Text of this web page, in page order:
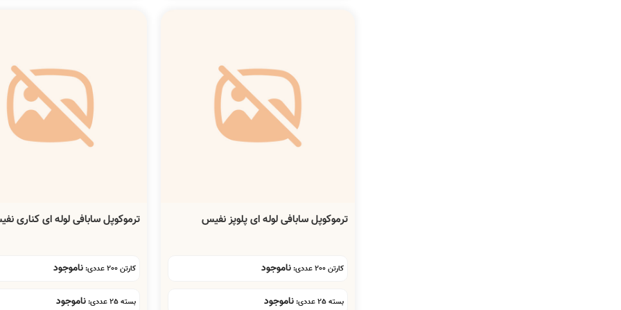
ترموکوپل سابافی لوله ای پلوپز نفیس
کارتن 200 عددی: ناموجود
بسته 25 عددی: ناموجود
ترموکوپل سابافی لوله ای کناری
کارتن 200 عددی: ناموجود
بسته 25 عددی: ناموجود